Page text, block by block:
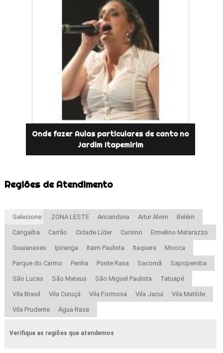
Onde fazer Aulas particulares de canto no
Jardim Itapemirim
Regiões de Atendimento
Selecione: ZONA LESTE Aricanduva Artur Alvim Belém
Cangaíba Carrão Cidade Líder Cursino Ermelino Matarazzo
Guaianases Ipiranga Itaim Paulista Itaquera Mooca
Parque do Carmo Penha Ponte Rasa Sacomã Sapopemba
São Lucas São Mateus São Miguel Paulista Tatuapé
Vila Brasil Vila Curuçá Vila Formosa Vila Jacuí Vila Matilde
Vila Prudente Água Rasa
Verifique as regiões que atendemos